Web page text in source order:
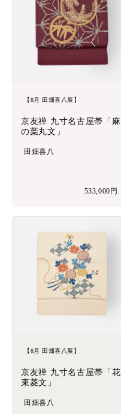
【8月 田畑喜八展】
京友禅 九寸名古屋帯「麻
の葉丸文」
田畑喜八
533,000円
【8月 田畑喜八展】
京友禅 九寸名古屋帯「花
束菱文」
田畑喜八